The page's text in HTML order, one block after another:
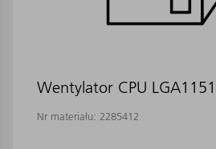
Wentylator CPU LGA1151
Nr materiału: 2285412